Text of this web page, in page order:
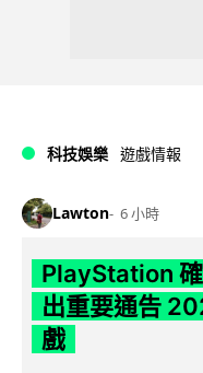
科技娛樂 遊戲情報
Lawton 6 小時
PlayStation
出重要通告
戲